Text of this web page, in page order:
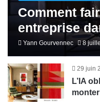
Comment
entreprise
Yann Gourvennec 8
29 juin
L’IA